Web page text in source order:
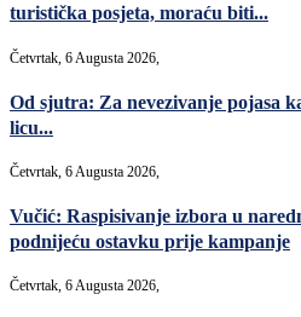
turistička posjeta, moraću biti...
Četvrtak, 6 Augusta 2026,
Od sjutra: Za nevezivanje pojasa
licu...
Četvrtak, 6 Augusta 2026,
Vučić: Raspisivanje izbora u
podnijeću ostavku prije kampanje
Četvrtak, 6 Augusta 2026,